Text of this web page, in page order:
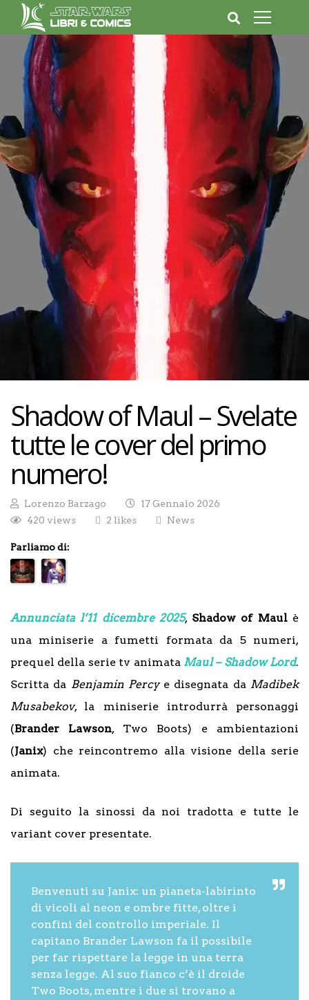
Shadow of Maul – Svelate
tutte le cover del primo
numero!
Lorenzo Barzago
17 Gennaio 2026
420 views
2 likes News
Parliamo di:
Annunciata l’11 dicembre 2025, Shadow of Maul è
una miniserie a fumetti formata da 5 numeri,
prequel della serie tv animata Maul – Shadow Lord.
Scritta da Benjamin Percye disegnata da Madibek
Musabekov, la miniserie introdurrà personaggi
(Brander Lawson, Two Boots) e ambientazioni
(Janix) che reincontremo alla visione della serie
animata.
Di seguito la sinossi da noi tradotta e tutte le
variant cover presentate.
Benvenuti su Janix: un pianeta-labirinto
di vicoli al neon e ombre fitte, oltre i
confini del controllo imperiale. Il
capitano Brander Lawson fa il possibile
per far rispettare la legge in una terra
senza legge. Al suo fianco c’è il droide
Two Boots, mentre i due si trovano a